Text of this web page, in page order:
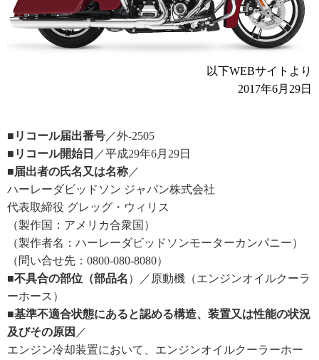
以下WEBサイトより
2017年6月29日
■リコール届出番号 ／外-2505
■リコール開始日 ／平成29年6月29日
■届出者の氏名又は名称 ／
ハーレーダビッドソン ジャパン株式会社
代表取締役 グレッグ・ウィリス
（製作国：アメリカ合衆国）
（製作者名：ハーレーダビッドソンモーターカンパニー）
（問い合せ先：0800-080-8080）
■不具合の部位（部品名 ）／原動機（エンジンオイルクーラ
ーホース）
■基準不適合状態にあると認める構造、装置又は性能の状況
及びその原因 ／
エンジン冷却装置において、エンジンオイルクーラーホー